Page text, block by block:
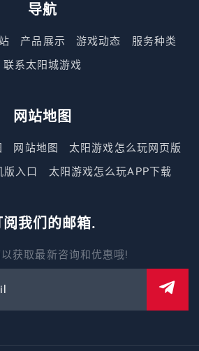
导航
产品展示 游戏动态
服务种类
联系太阳城游戏
网站地图
网站地图
太阳游戏怎么玩网页版
入口
太阳游戏怎么玩APP下载
阅我们的邮箱.
获取最新咨询和优惠哦!